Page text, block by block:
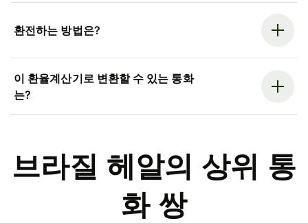
환전하는 방법은?
이 환율계산기로 변환할 수 있는 통화
는?
브라질 헤알의 상위 통
화 쌍